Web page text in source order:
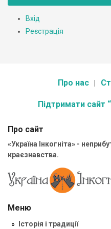
Вхід
Реєстрація
Про нас
Підтримати сайт
Про сайт
«Україна Інкогніта» -
краєзнавства.
Меню
Історія і традиції